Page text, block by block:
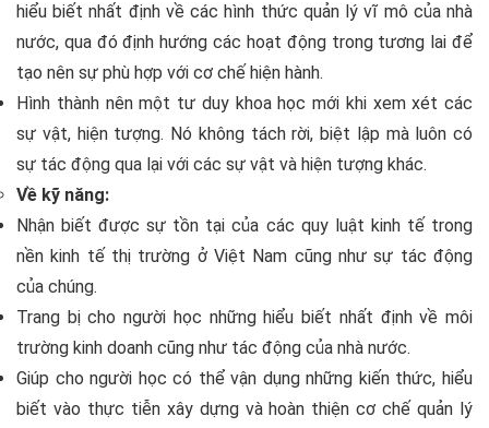
hiểu biết nhất định về các hình thức quản lý vĩ mô của nhà
nước, qua đó định hướng các hoạt động trong tương lai để
tạo nên sự phù hợp với cơ chế hiện hành.
Hình thành nên một tư duy khoa học mới khi xem xét các
sự vật, hiện tượng. Nó không tách rời, biệt lập mà luôn có
sự tác động qua lại với các sự vật và hiện tượng khác.
Về kỹ năng:
Nhận biết được sự tồn tại của các quy luật kinh tế trong
nền kinh tế thị trường ở Việt Nam cũng như sự tác động
của chúng.
Trang bị cho người học những hiểu biết nhất định về môi
trường kinh doanh cũng như tác động của nhà nước.
Giúp cho người học có thể vận dụng những kiến thức, hiểu
biết vào thực tiễn xây dựng và hoàn thiện cơ chế quản lý